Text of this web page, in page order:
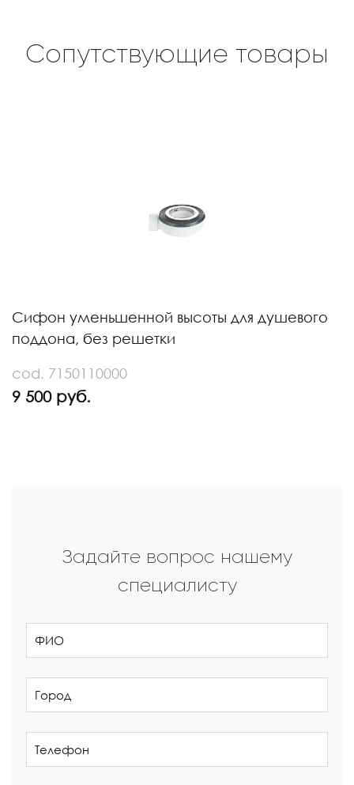
Сопутствующие товары
Сифон уменьшенной высоты для душевого
поддона, без решетки
cod. 7150110000
9 500 руб.
Задайте вопрос нашему
специалисту